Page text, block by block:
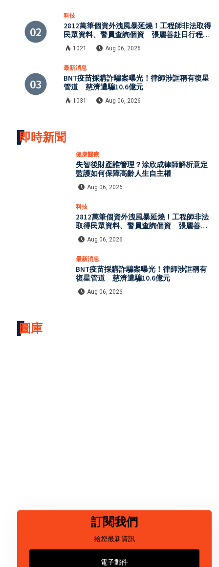
科技
2812萬筆個資外洩風暴延燒！工程師非法取得
民眾資料、警員查詢個資 張麗善赴日行程洩
密案引發國安與資安關注
1021 Aug 06, 2026
最新消息
BNT疫苗採購詐騙案曝光！律師涉誆稱有復星
管道 慈濟遭騙10.6億元
1031 Aug 06, 2026
即時新聞
健康醫療
失智後財產誰管理？涂欣成律師解析意定
監護如何保障高齡人生自主權
Aug 06, 2026
科技
2812萬筆個資外洩風暴延燒！工程師非法
取得民眾資料、警員查詢個資 張麗善赴
日行程洩密案引發國安與資安關注
Aug 06, 2026
最新消息
BNT疫苗採購詐騙案曝光！律師涉誆稱有
復星管道 慈濟遭騙10.6億元
Aug 06, 2026
圖庫
訂閱我們
給您最新資訊